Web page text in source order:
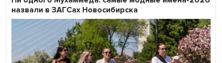
назвали в ЗАГСах Новосибирска